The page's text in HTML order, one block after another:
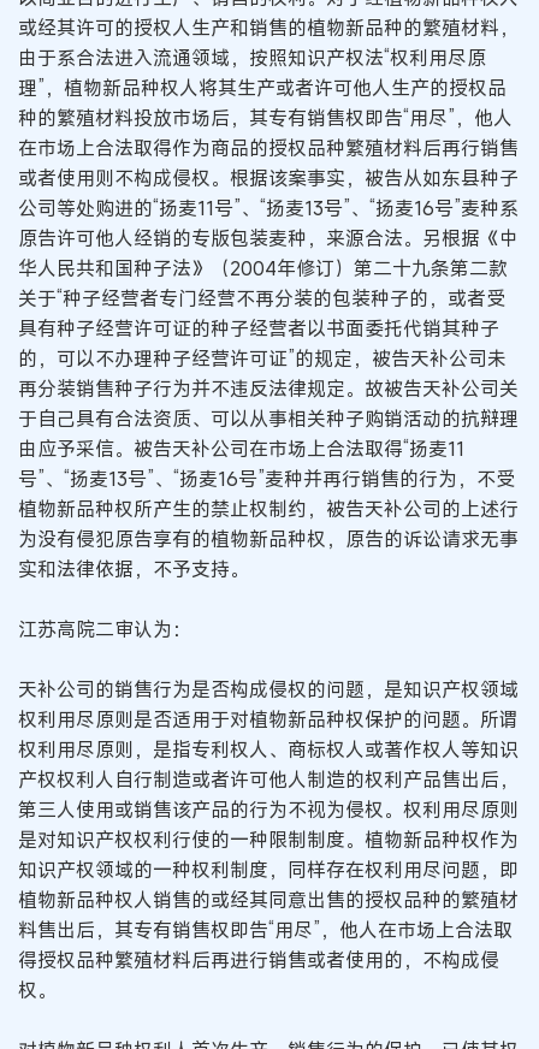
或经其许可的授权人生产和销售的植物新品种的繁殖材料，
由于系合法进入流通领域，按照知识产权法“权利用尽原
理”，植物新品种权人将其生产或者许可他人生产的授权品
种的繁殖材料投放市场后，其专有销售权即告“用尽”，他人
在市场上合法取得作为商品的授权品种繁殖材料后再行销售
或者使用则不构成侵权。根据该案事实，被告从如东县种子
公司等处购进的“扬麦11号”、“扬麦13号”、“扬麦16号”麦种系
原告许可他人经销的专版包装麦种，来源合法。另根据《中
华人民共和国种子法》（2004年修订）第二十九条第二款
关于“种子经营者专门经营不再分装的包装种子的，或者受
具有种子经营许可证的种子经营者以书面委托代销其种子
的，可以不办理种子经营许可证”的规定，被告天补公司未
再分装销售种子行为并不违反法律规定。故被告天补公司关
于自己具有合法资质、可以从事相关种子购销活动的抗辩理
由应予采信。被告天补公司在市场上合法取得“扬麦11
号”、“扬麦13号”、“扬麦16号”麦种并再行销售的行为，不受
植物新品种权所产生的禁止权制约，被告天补公司的上述行
为没有侵犯原告享有的植物新品种权，原告的诉讼请求无事
实和法律依据，不予支持。
江苏高院二审认为：
天补公司的销售行为是否构成侵权的问题，是知识产权领域
权利用尽原则是否适用于对植物新品种权保护的问题。所谓
权利用尽原则，是指专利权人、商标权人或著作权人等知识
产权权利人自行制造或者许可他人制造的权利产品售出后，
第三人使用或销售该产品的行为不视为侵权。权利用尽原则
是对知识产权权利行使的一种限制制度。植物新品种权作为
知识产权领域的一种权利制度，同样存在权利用尽问题，即
植物新品种权人销售的或经其同意出售的授权品种的繁殖材
料售出后，其专有销售权即告“用尽”，他人在市场上合法取
得授权品种繁殖材料后再进行销售或者使用的，不构成侵
权。